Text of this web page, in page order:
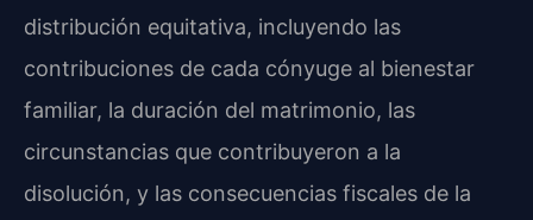
distribución equitativa, incluyendo las
contribuciones de cada cónyuge al bienestar
familiar, la duración del matrimonio, las
circunstancias que contribuyeron a la
disolución, y las consecuencias fiscales de la